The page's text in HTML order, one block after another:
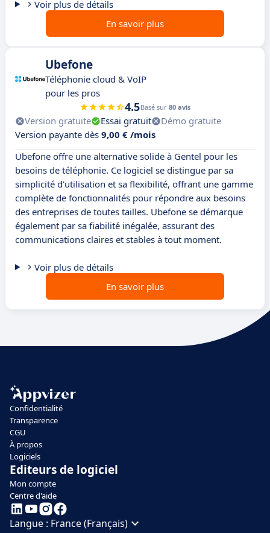
Voir plus de détails
En savoir plus
Ubefone
Téléphonie cloud & VoIP
pour les pros
4.5Basé sur 80 avis
Version gratuite Essai gratuit
Démo gratuite
Version payante dès 9,00 € /mois
Ubefone offre une alternative solide à Gentel pour les
besoins de téléphonie. Ce logiciel se distingue par sa
simplicité d'utilisation et sa flexibilité, offrant une gamme
complète de fonctionnalités pour répondre aux besoins
des entreprises de toutes tailles. Ubefone se démarque
également par sa fiabilité inégalée, assurant des
communications claires et stables à tout moment.
Voir plus de détails
En savoir plus
Confidentialité
Transparence
CGU
À propos
Logiciels
Editeurs de logiciel
Mon compte
Centre d'aide
Langue : France (Français)